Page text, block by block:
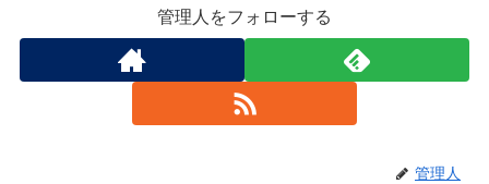
管理人をフォローする
管理人